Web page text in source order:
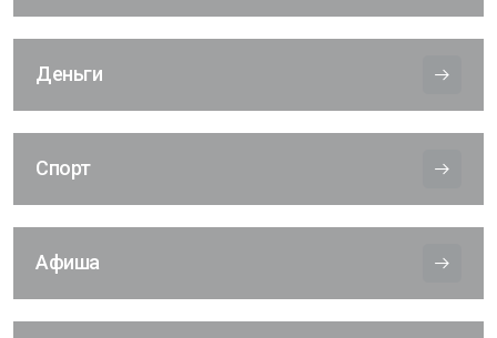
Деньги
Спорт
Афиша